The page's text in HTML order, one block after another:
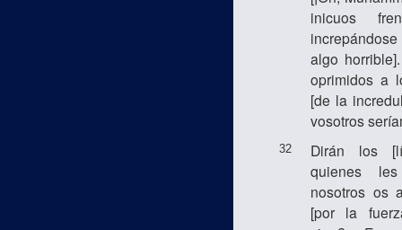
inicuos
algo
oprimidos a
[de la
vosotros
32
Dirán los
quienes
nosotros os
[por la